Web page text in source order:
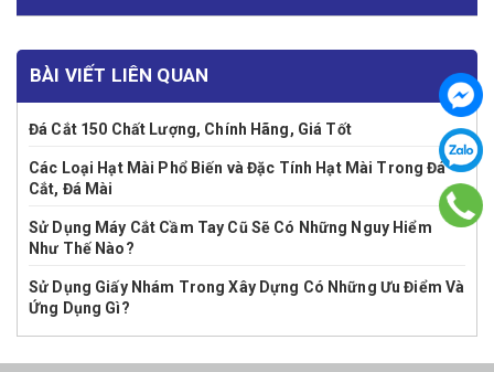
BÀI VIẾT LIÊN QUAN
Đá Cắt 150 Chất Lượng, Chính Hãng, Giá Tốt
Các Loại Hạt Mài Phổ Biến và Đặc Tính Hạt Mài Trong Đá
Cắt, Đá Mài
Sử Dụng Máy Cắt Cầm Tay Cũ Sẽ Có Những Nguy Hiểm
Như Thế Nào?
Sử Dụng Giấy Nhám Trong Xây Dựng Có Những Ưu Điểm Và
Ứng Dụng Gì?